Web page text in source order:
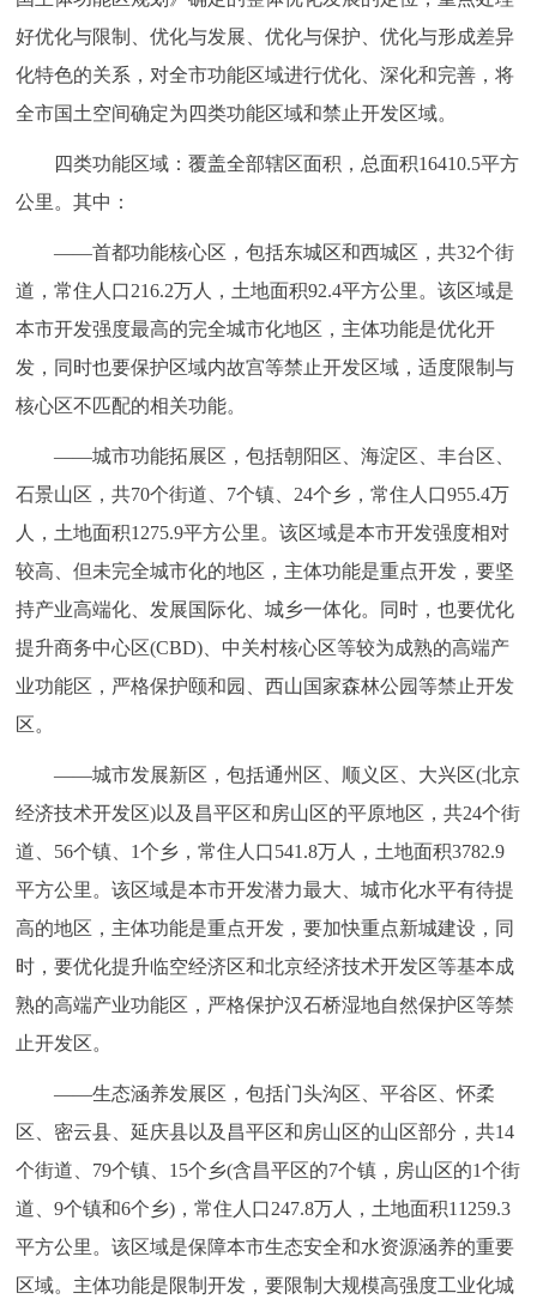
好优化与限制、优化与发展、优化与保护、优化与形成差异
化特色的关系，对全市功能区域进行优化、深化和完善，将
全市国土空间确定为四类功能区域和禁止开发区域。
四类功能区域：覆盖全部辖区面积，总面积16410.5平方
公里。其中：
——首都功能核心区，包括东城区和西城区，共32个街
道，常住人口216.2万人，土地面积92.4平方公里。该区域是
本市开发强度最高的完全城市化地区，主体功能是优化开
发，同时也要保护区域内故宫等禁止开发区域，适度限制与
核心区不匹配的相关功能。
——城市功能拓展区，包括朝阳区、海淀区、丰台区、
石景山区，共70个街道、7个镇、24个乡，常住人口955.4万
人，土地面积1275.9平方公里。该区域是本市开发强度相对
较高、但未完全城市化的地区，主体功能是重点开发，要坚
持产业高端化、发展国际化、城乡一体化。同时，也要优化
提升商务中心区(CBD)、中关村核心区等较为成熟的高端产
业功能区，严格保护颐和园、西山国家森林公园等禁止开发
区。
——城市发展新区，包括通州区、顺义区、大兴区(北京
经济技术开发区)以及昌平区和房山区的平原地区，共24个街
道、56个镇、1个乡，常住人口541.8万人，土地面积3782.9
平方公里。该区域是本市开发潜力最大、城市化水平有待提
高的地区，主体功能是重点开发，要加快重点新城建设，同
时，要优化提升临空经济区和北京经济技术开发区等基本成
熟的高端产业功能区，严格保护汉石桥湿地自然保护区等禁
止开发区。
——生态涵养发展区，包括门头沟区、平谷区、怀柔
区、密云县、延庆县以及昌平区和房山区的山区部分，共14
个街道、79个镇、15个乡(含昌平区的7个镇，房山区的1个街
道、9个镇和6个乡)，常住人口247.8万人，土地面积11259.3
平方公里。该区域是保障本市生态安全和水资源涵养的重要
区域。主体功能是限制开发，要限制大规模高强度工业化城